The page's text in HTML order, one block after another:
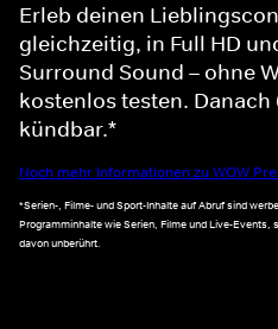
Erleb deinen
gleichzeitig, in Full HD
Surround Sound – ohne
kostenlos testen.
kündbar.*
Noch mehr Informationen zu WOW
*Serien-, Filme- und Sport-Inhalte auf Abruf sind
Programminhalte wie Serien, Filme und Live-Events,
davon unberührt.